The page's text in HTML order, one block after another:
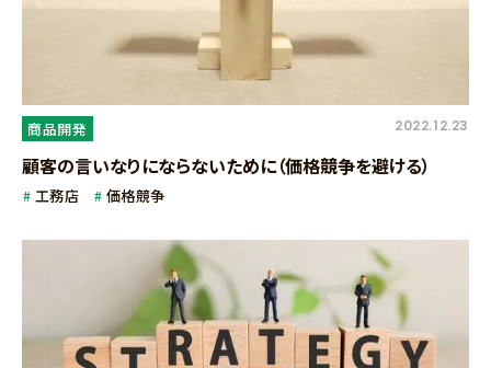
商品開発 2022.12.23
顧客の言いなりにならないために（価格競争を避ける）
工務店 価格競争